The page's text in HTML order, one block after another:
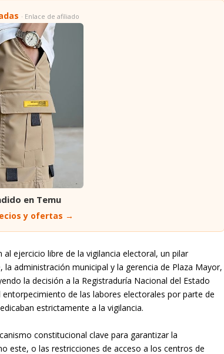
· Enlace de afiliado
en Temu
y ofertas →
ejercicio libre de la vigilancia electoral, un pilar
administración municipal y la gerencia de Plaza Mayor,
la decisión a la Registraduría Nacional del Estado
de las labores electorales por parte de
estrictamente a la vigilancia.
constitucional clave para garantizar la
este, o las restricciones de acceso a los centros de